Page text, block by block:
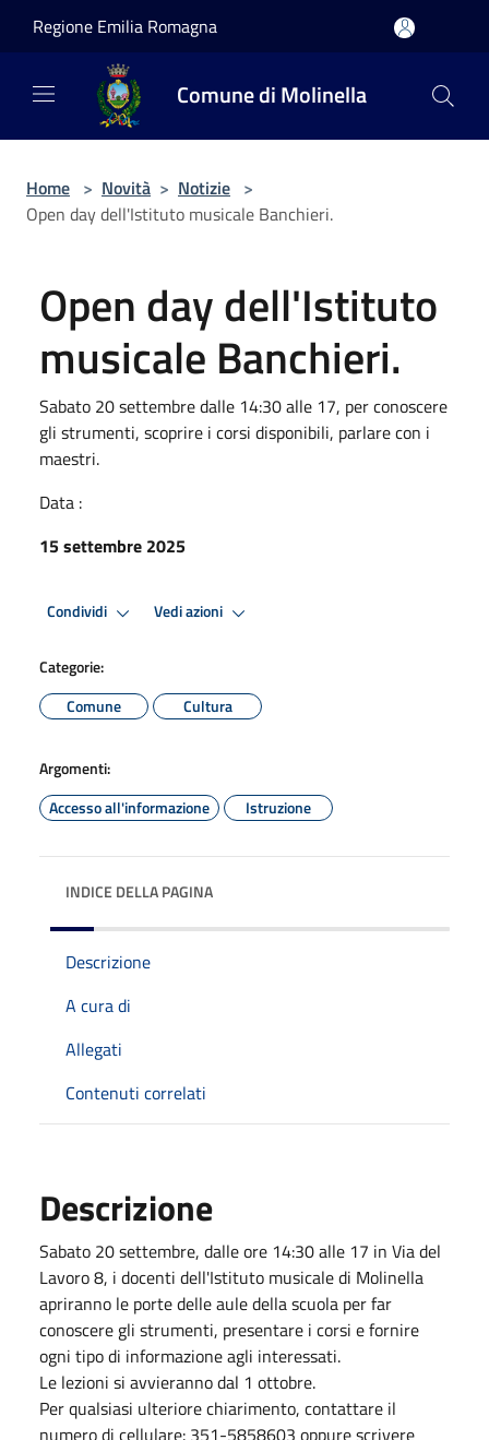
Regione Emilia Romagna
Comune di Molinella
Home > Novità > Notizie >
Open day dell'Istituto musicale Banchieri.
Open day dell'Istituto
musicale Banchieri.
Sabato 20 settembre dalle 14:30 alle 17, per conoscere
gli strumenti, scoprire i corsi disponibili, parlare con i
maestri.
Data :
15 settembre 2025
Condividi Vedi azioni
Categorie:
Comune
Cultura
Argomenti:
Accesso all'informazione
Istruzione
INDICE DELLA PAGINA
Descrizione
A cura di
Allegati
Contenuti correlati
Descrizione
Sabato 20 settembre, dalle ore 14:30 alle 17 in Via del
Lavoro 8, i docenti dell'Istituto musicale di Molinella
apriranno le porte delle aule della scuola per far
conoscere gli strumenti, presentare i corsi e fornire
ogni tipo di informazione agli interessati.
Le lezioni si avvieranno dal 1 ottobre.
Per qualsiasi ulteriore chiarimento, contattare il
numero di cellulare: 351-5858603 oppure scrivere